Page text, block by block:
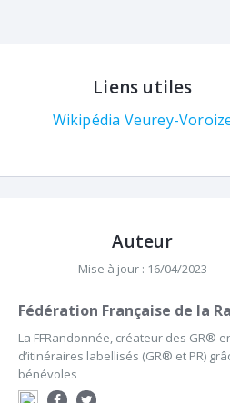
Liens utiles
Wikipédia Veurey-
Auteur
Mise à jour : 16/04/2023
Fédération Française de la
La FFRandonnée, créateur des GR®
d’itinéraires labellisés (GR® et PR)
bénévoles